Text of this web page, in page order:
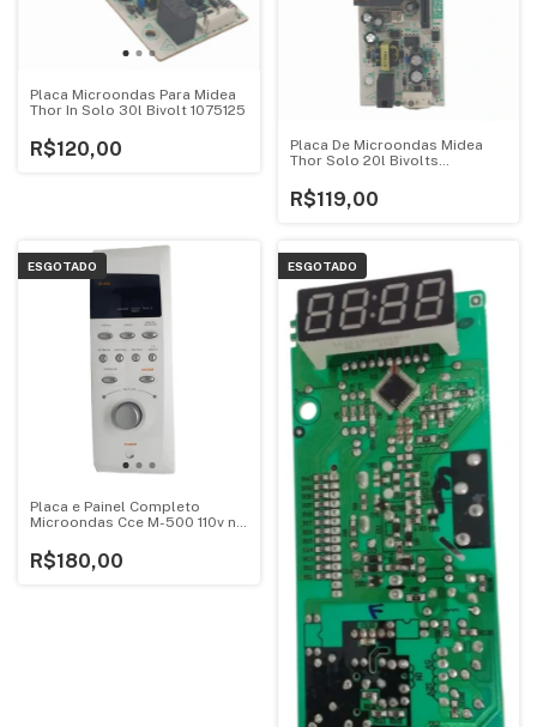
Placa Microondas Para Midea
Thor In Solo 30l Bivolt 1075125
R$120,00
Placa De Microondas Midea
Thor Solo 20l Bivolts
R$119,00
ESGOTADO
Placa e Painel Completo
Microondas Cce M-500 110v no
R$180,00
ESGOTADO